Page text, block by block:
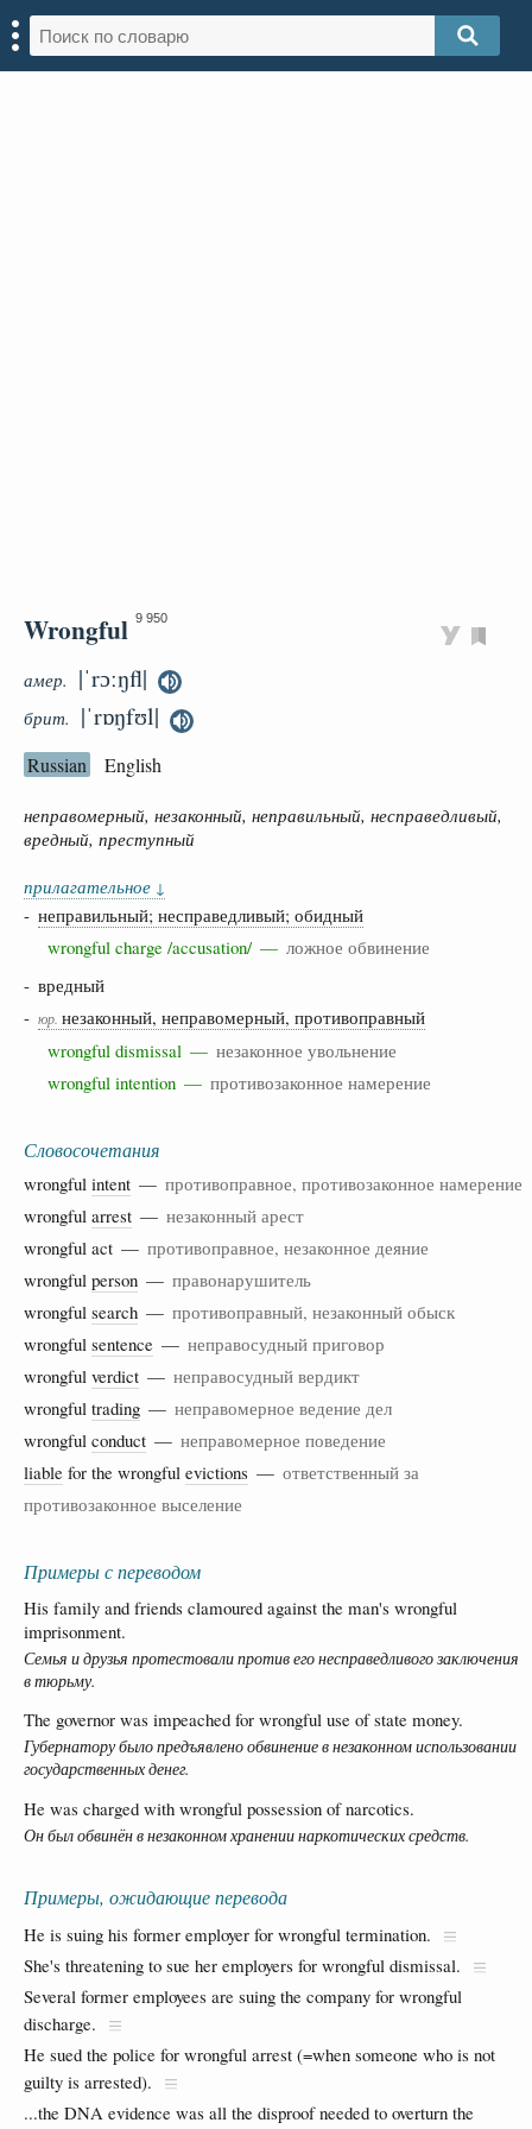
Wrongful 9 950
амер. |ˈrɔːŋfl|
брит. |ˈrɒŋfʊl|
Russian English
неправомерный, незаконный, неправильный, несправедливый,
вредный, преступный
прилагательное ↓
- неправильный; несправедливый; обидный
wrongful charge /accusation/ — ложное обвинение
- вредный
- юр. незаконный, неправомерный, противоправный
wrongful dismissal — незаконное увольнение
wrongful intention — противозаконное намерение
Словосочетания
wrongful intent — противоправное, противозаконное намерение
wrongful arrest — незаконный арест
wrongful act — противоправное, незаконное деяние
wrongful person — правонарушитель
wrongful search — противоправный, незаконный обыск
wrongful sentence — неправосудный приговор
wrongful verdict — неправосудный вердикт
wrongful trading — неправомерное ведение дел
wrongful conduct — неправомерное поведение
liable for the wrongful evictions — ответственный за
противозаконное выселение
Примеры с переводом
His family and friends clamoured against the man's wrongful
imprisonment.
Семья и друзья протестовали против его несправедливого заключения
в тюрьму.
The governor was impeached for wrongful use of state money.
Губернатору было предъявлено обвинение в незаконном использовании
государственных денег.
He was charged with wrongful possession of narcotics.
Он был обвинён в незаконном хранении наркотических средств.
Примеры, ожидающие перевода
He is suing his former employer for wrongful termination.
She's threatening to sue her employers for wrongful dismissal.
Several former employees are suing the company for wrongful
discharge.
He sued the police for wrongful arrest (=when someone who is not
guilty is arrested).
...the DNA evidence was all the disproof needed to overturn the